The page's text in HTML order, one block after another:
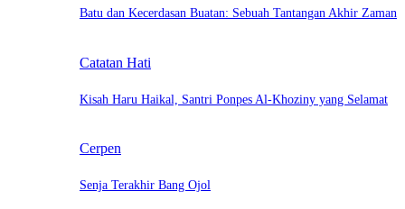
Batu dan Kecerdasan Buatan: Sebuah Tantangan Akhir Zaman
Catatan Hati
Kisah Haru Haikal, Santri Ponpes Al-Khoziny yang Selamat
Cerpen
Senja Terakhir Bang Ojol